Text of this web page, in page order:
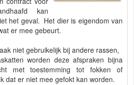
kan
het geval. Het dier is eigendom van
er mee gebeurt.
niet gebruikelijk bij andere rassen,
worden deze afspraken bijna
met toestemming tot fokken of
dat er niet mee gefokt kan worden.